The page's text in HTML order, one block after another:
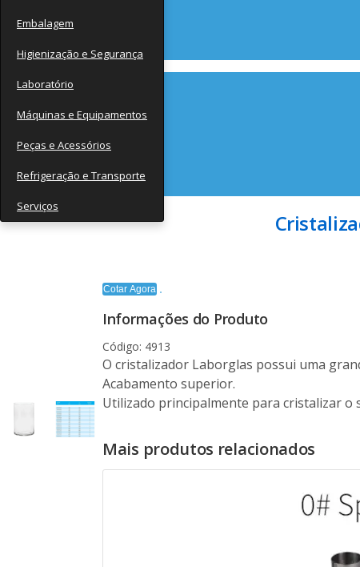
Embalagem
Higienização e Segurança
Laboratório
Máquinas e Equipamentos
Peças e Acessórios
Refrigeração e Transporte
Serviços
Cotar Agora
Informações do Produto
Código: 4913
O cristalizador Laborglas possui uma
Acabamento superior.
Utilizado principalmente para cristalizar o
Mais produtos relacionados